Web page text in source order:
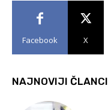
Facebook X
NAJNOVIJI ČLANCI